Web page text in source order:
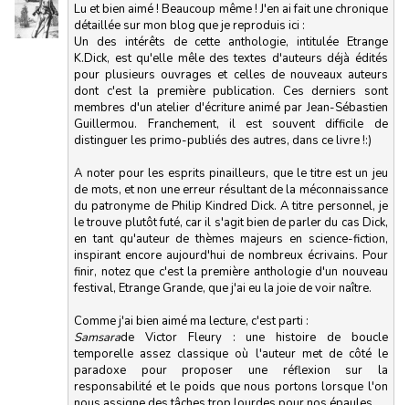
Lu et bien aimé ! Beaucoup même ! J'en ai fait une chronique
détaillée sur mon blog que je reproduis ici :
Un des intérêts de cette anthologie, intitulée Etrange
K.Dick, est qu'elle mêle des textes d'auteurs déjà édités
pour plusieurs ouvrages et celles de nouveaux auteurs
dont c'est la première publication. Ces derniers sont
membres d'un atelier d'écriture animé par Jean-Sébastien
Guillermou. Franchement, il est souvent difficile de
distinguer les primo-publiés des autres, dans ce livre !:)
A noter pour les esprits pinailleurs, que le titre est un jeu
de mots, et non une erreur résultant de la méconnaissance
du patronyme de Philip Kindred Dick. A titre personnel, je
le trouve plutôt futé, car il s'agit bien de parler du cas Dick,
en tant qu'auteur de thèmes majeurs en science-fiction,
inspirant encore aujourd'hui de nombreux écrivains. Pour
finir, notez que c'est la première anthologie d'un nouveau
festival, Etrange Grande, que j'ai eu la joie de voir naître.
Comme j'ai bien aimé ma lecture, c'est parti :
Samsarade Victor Fleury : une histoire de boucle
temporelle assez classique où l'auteur met de côté le
paradoxe pour proposer une réflexion sur la
responsabilité et le poids que nous portons lorsque l'on